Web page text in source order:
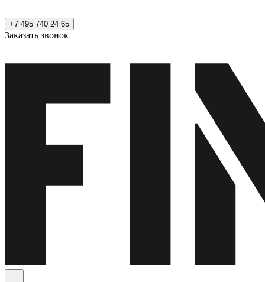
+7 495 740 24 65
Заказать звонок